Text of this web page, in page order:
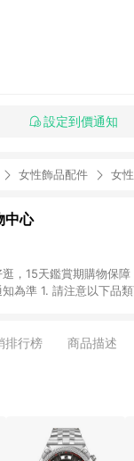
設定到價通知
女性飾品配件 女
中心
，15天鑑賞期購物保
品均無回饋：
頭/拍立得 [2024/6/1起
贈點回饋者 - 購物中心
運費/購物金/超贈點/福
大宗採購或批發轉賣不
排行榜 商品描述